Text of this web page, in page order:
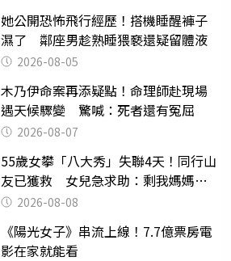
她公開恐怖飛行經歷！搭機睡醒褲子
濕了 鄰座男趁熟睡猥褻還疑留體液
2026-08-05
木乃伊命案再添疑點！命理師赴現場
遇天候驟變 驚喊：死者還有冤屈
2026-08-07
55歲女攀「八大秀」失聯4天！同行山
友已獲救 女兒急求助：剩我媽媽還
沒找到
2026-08-08
《陽光女子》串流上線！7.7億票房電
影在家就能看